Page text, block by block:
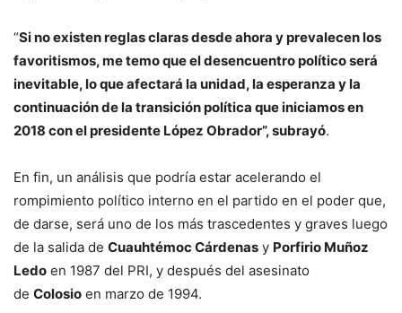
“Si no existen reglas claras desde ahora y prevalecen los
favoritismos, me temo que el desencuentro político será
inevitable, lo que afectará la unidad, la esperanza y la
continuación de la transición política que iniciamos en
2018 con el presidente López Obrador”, subrayó.
En fin, un análisis que podría estar acelerando el
rompimiento político interno en el partido en el poder que,
de darse, será uno de los más trascedentes y graves luego
de la salida de Cuauhtémoc Cárdenas y Porfirio Muñoz
Ledo en 1987 del PRI, y después del asesinato
de Colosio en marzo de 1994.